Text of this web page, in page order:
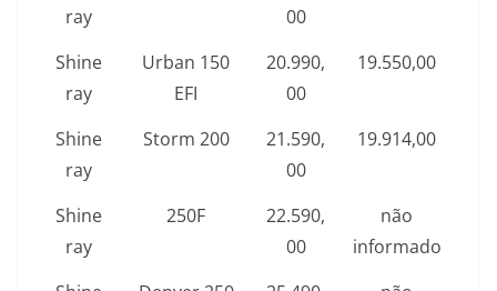
ray
00
Shine
ray
Urban 150
EFI
20.990,
00
19.550,00
Shine
ray
Storm 200
21.590,
00
19.914,00
Shine
ray
250F
22.590,
00
não
informado